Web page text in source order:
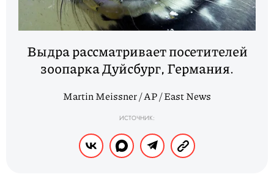
Выдра рассматривает посетителей
зоопарка Дуйсбург, Германия.
Martin Meissner / AP / East News
ИСТОЧНИК: